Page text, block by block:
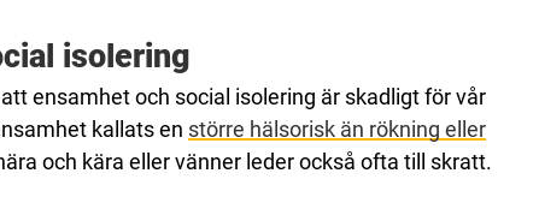
isolering
ensamhet och social isolering är skadligt för vår
kallats en större hälsorisk än rökning eller
och kära eller vänner leder också ofta till skratt.